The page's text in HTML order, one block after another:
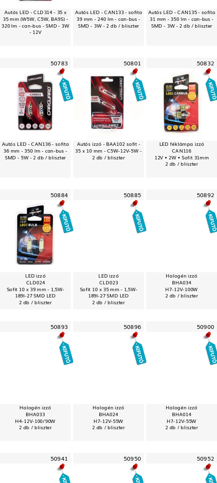
Autós LED - CLD314 - 35 x
35 mm (W5W, C5W, BA9S) -
320 lm - can-bus - SMD - 3W
- 12V
Autós LED - CAN133 - sofita
39 mm - 240 lm - can-bus -
SMD - 3W - 2 db / bliszter
Autós LED - CAN135 - sofita
31 mm - 350 lm - can-bus -
SMD - 3W - 2 db / bliszter
50783
Autós LED - CAN136 - sofita
36 mm - 350 lm - can-bus -
SMD - 5W - 2 db / bliszter
50801
Autós izzó - BAA102 sofit -
35 x 10 mm - C5W-12V-5W -
2 db / bliszter
50832
LED féklámpa izzó
CAN116
12V • 2W • Sofit 31mm
2 db / bliszter
50884
LED izzó
CLD024
Sofit 10 x 39 mm - 1,5W-
189l-27 SMD LED
2 db / bliszter
50885
LED izzó
CLD023
Sofit 10 x 35 mm - 1,5W-
189l-27 SMD LED
2 db / bliszter
50892
Halogén izzó
BHA034
H7-12V-100W
2 db / bliszter
50893
Halogén izzó
BHA033
H4-12V-100/90W
2 db / bliszter
50896
Halogén izzó
BHA024
H7-12V-55W
2 db / bliszter
50900
Halogén izzó
BHA014
H7-12V-55W
2 db / bliszter
50941 50950 50952